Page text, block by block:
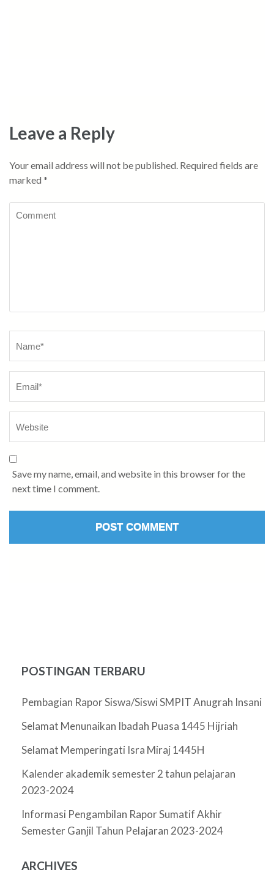
Leave a Reply
Your email address will not be published. Required fields are
marked *
Save my name, email, and website in this browser for the
next time I comment.
POSTINGAN TERBARU
Pembagian Rapor Siswa/Siswi SMPIT Anugrah Insani
Selamat Menunaikan Ibadah Puasa 1445 Hijriah
Selamat Memperingati Isra Miraj 1445H
Kalender akademik semester 2 tahun pelajaran
2023-2024
Informasi Pengambilan Rapor Sumatif Akhir
Semester Ganjil Tahun Pelajaran 2023-2024
ARCHIVES